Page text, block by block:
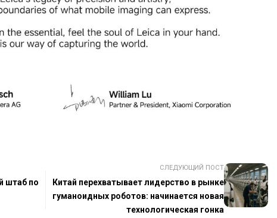
штаб по
СЛЕДУЮЩИЙ ПОСТ
Китай перехватывает лидерство в рынке
гуманоидных роботов: начинается новая
технологическая гонка